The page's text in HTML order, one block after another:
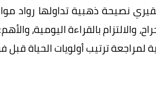
نصيحة ذهبية تداولها رواد
والالتزام بالقراءة اليومية،
ترتيب أولويات الحياة قبل